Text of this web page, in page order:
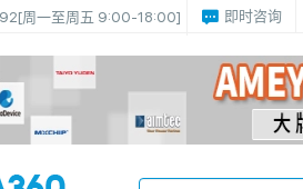
[周一至周五 9:00-18:00] 即时咨询